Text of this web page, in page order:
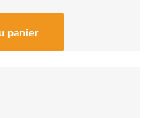
panier